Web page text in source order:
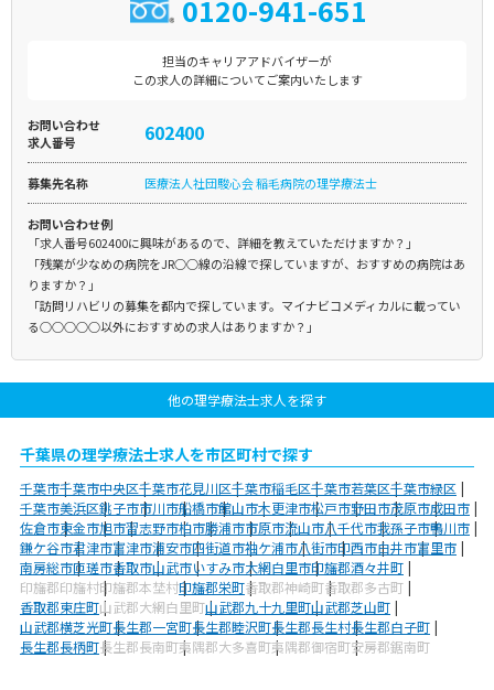
0120-941-651
担当のキャリアアドバイザーが
この求人の詳細についてご案内いたします
お問い合わせ
求人番号
602400
募集先名称 医療法人社団駿心会 稲毛病院の理学療法士
お問い合わせ例
「求人番号602400に興味があるので、詳細を教えていただけますか？」
「残業が少なめの病院をJR○○線の沿線で探していますが、おすすめの病院はあ
りますか？」
「訪問リハビリの募集を都内で探しています。マイナビコメディカルに載ってい
る○○○○○以外におすすめの求人はありますか？」
他の理学療法士求人を探す
千葉県の理学療法士求人を市区町村で探す
千葉市千葉市中央区千葉市花見川区千葉市稲毛区千葉市若葉区千葉市緑区
千葉市美浜区銚子市市川市船橋市館山市木更津市松戸市野田市茂原市成田市
佐倉市東金市旭市習志野市柏市勝浦市市原市流山市八千代市我孫子市鴨川市
鎌ケ谷市君津市富津市浦安市四街道市袖ケ浦市八街市印西市白井市富里市
南房総市匝瑳市香取市山武市いすみ市大網白里市印旛郡酒々井町
印旛郡印旛村印旛郡本埜村印旛郡栄町香取郡神崎町香取郡多古町
香取郡東庄町山武郡大網白里町山武郡九十九里町山武郡芝山町
山武郡横芝光町長生郡一宮町長生郡睦沢町長生郡長生村長生郡白子町
長生郡長柄町長生郡長南町夷隅郡大多喜町夷隅郡御宿町安房郡鋸南町